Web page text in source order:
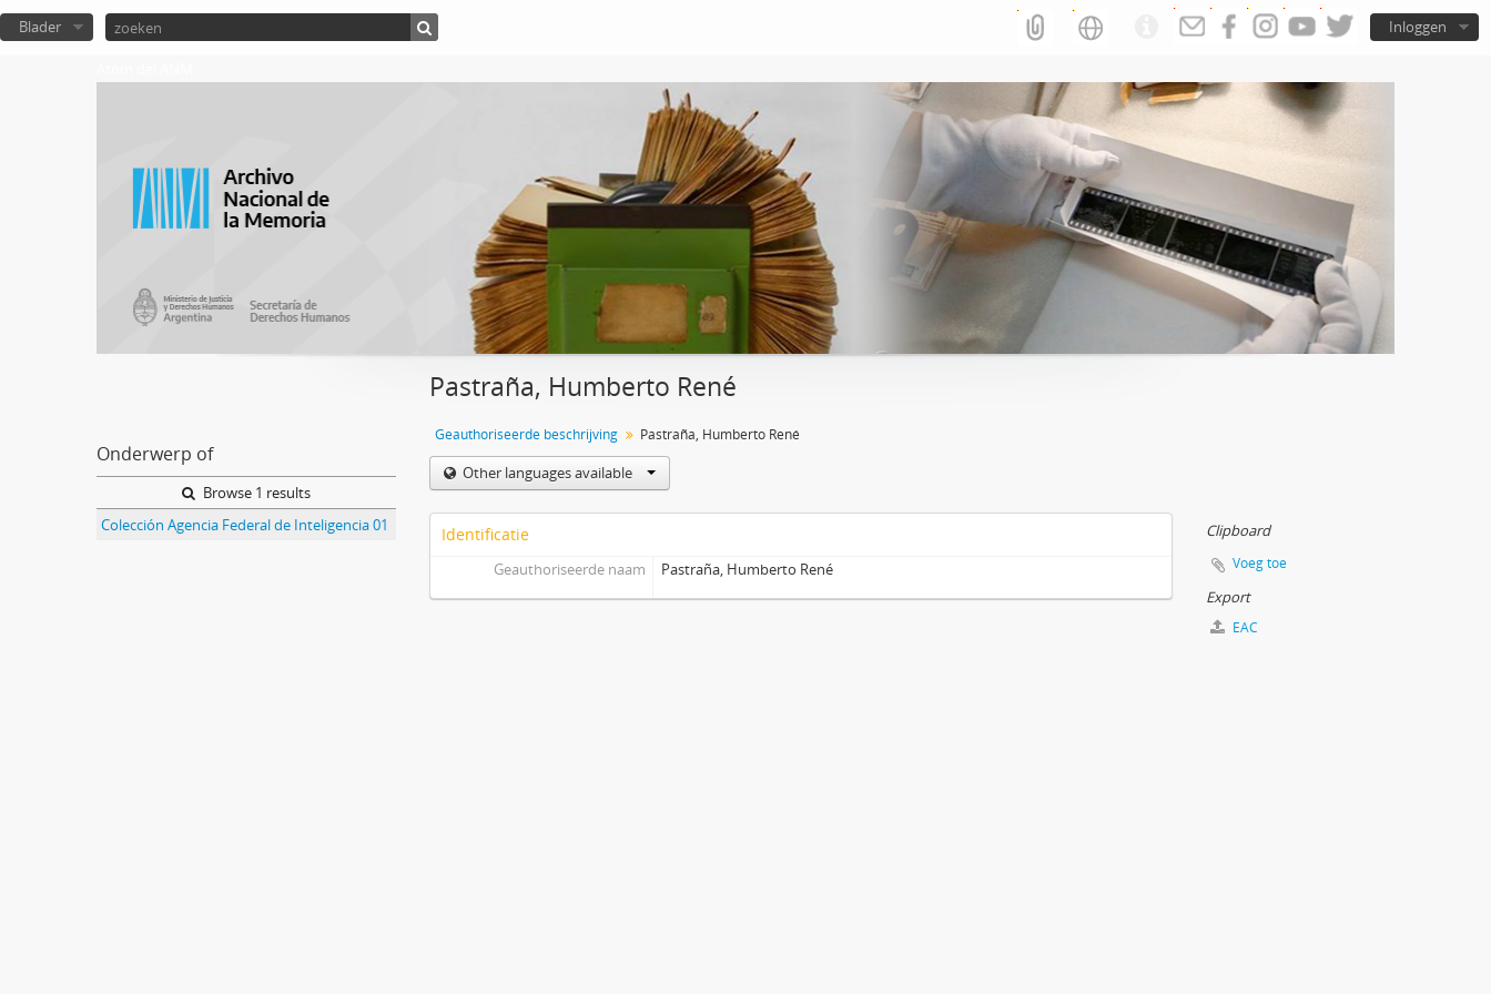
Inloggen
Blader
Onderwerp of
Browse 1 results
Colección Agencia Federal de Inteligencia 01
Pastraña, Humberto René
Geauthoriseerde beschrijving Pastraña, Humberto René
Other languages available
Identificatie
Geauthoriseerde naam Pastraña, Humberto René
Clipboard
Voeg toe
Export
EAC